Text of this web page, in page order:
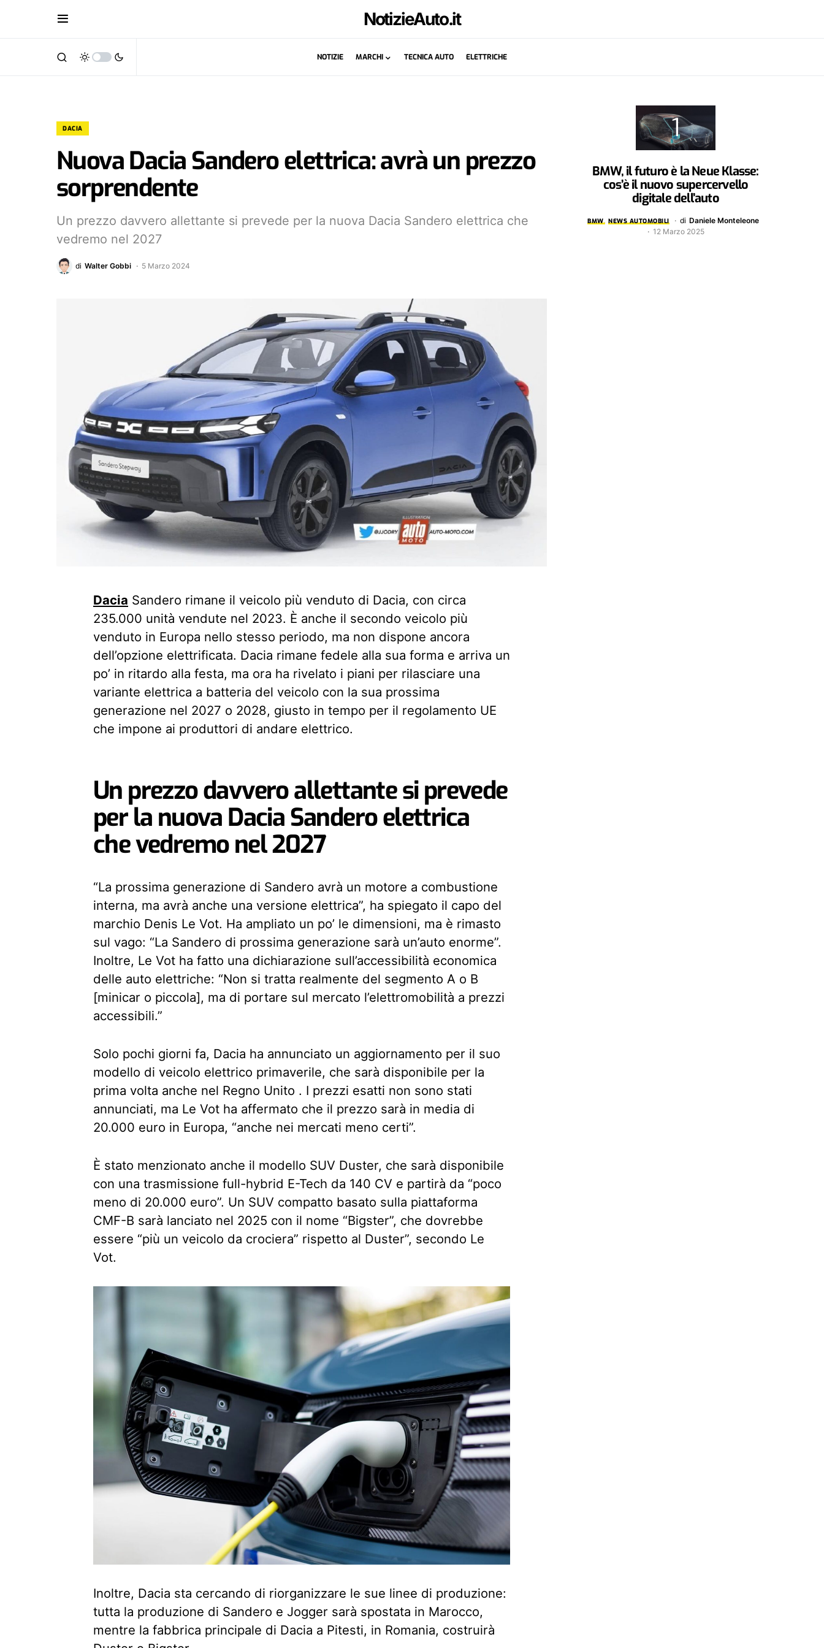
NotizieAuto.it
NOTIZIE MARCHI TECNICA AUTO ELETTRICHE
DACIA
Nuova Dacia Sandero elettrica: avrà un prezzo
sorprendente
Un prezzo davvero allettante si prevede per la nuova Dacia Sandero elettrica che
vedremo nel 2027
di Walter Gobbi 5 Marzo 2024
Dacia Sandero rimane il veicolo più venduto di Dacia, con circa
235.000 unità vendute nel 2023. È anche il secondo veicolo più
venduto in Europa nello stesso periodo, ma non dispone ancora
dell’opzione elettrificata. Dacia rimane fedele alla sua forma e arriva un
po’ in ritardo alla festa, ma ora ha rivelato i piani per rilasciare una
variante elettrica a batteria del veicolo con la sua prossima
generazione nel 2027 o 2028, giusto in tempo per il regolamento UE
che impone ai produttori di andare elettrico.
Un prezzo davvero allettante si prevede
per la nuova Dacia Sandero elettrica
che vedremo nel 2027
“La prossima generazione di Sandero avrà un motore a combustione
interna, ma avrà anche una versione elettrica”, ha spiegato il capo del
marchio Denis Le Vot. Ha ampliato un po’ le dimensioni, ma è rimasto
sul vago: “La Sandero di prossima generazione sarà un’auto enorme”.
Inoltre, Le Vot ha fatto una dichiarazione sull’accessibilità economica
delle auto elettriche: “Non si tratta realmente del segmento A o B
[minicar o piccola], ma di portare sul mercato l’elettromobilità a prezzi
accessibili.”
Solo pochi giorni fa, Dacia ha annunciato un aggiornamento per il suo
modello di veicolo elettrico primaverile, che sarà disponibile per la
prima volta anche nel Regno Unito . I prezzi esatti non sono stati
annunciati, ma Le Vot ha affermato che il prezzo sarà in media di
20.000 euro in Europa, “anche nei mercati meno certi”.
È stato menzionato anche il modello SUV Duster, che sarà disponibile
con una trasmissione full-hybrid E-Tech da 140 CV e partirà da “poco
meno di 20.000 euro”. Un SUV compatto basato sulla piattaforma
CMF-B sarà lanciato nel 2025 con il nome “Bigster”, che dovrebbe
essere “più un veicolo da crociera” rispetto al Duster”, secondo Le
Vot.
Inoltre, Dacia sta cercando di riorganizzare le sue linee di produzione:
tutta la produzione di Sandero e Jogger sarà spostata in Marocco,
mentre la fabbrica principale di Dacia a Pitesti, in Romania, costruirà
BMW, il futuro è la Neue Klasse:
cos’è il nuovo supercervello
digitale dell’auto
BMW NEWS AUTOMOBILI di Daniele Monteleone
12 Marzo 2025